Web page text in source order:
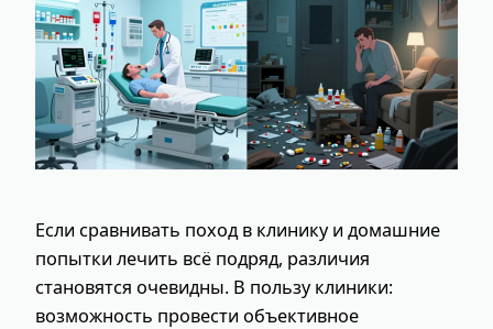
Если сравнивать поход в клинику и домашние
попытки лечить всё подряд, различия
становятся очевидны. В пользу клиники:
возможность провести объективное